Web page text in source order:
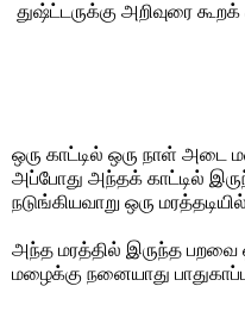
துஷ்ட்டருக்கு அறிவுரை கூறக்
ஒரு காட்டில் ஒரு நாள் அடை
அப்போது அந்தக் காட்டில்
நடுங்கியவாறு ஒரு
அந்த மரத்தில் இருந்த பறவை
மழைக்கு நனையாது